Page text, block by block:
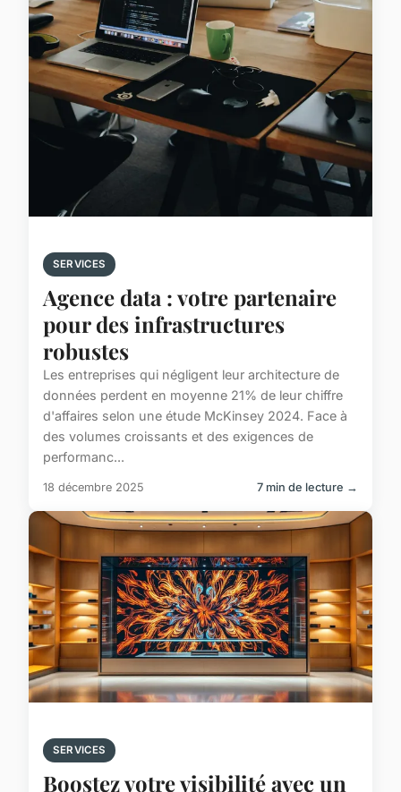
SERVICES
Agence data : votre partenaire
pour des infrastructures
robustes
Les entreprises qui négligent leur architecture de
données perdent en moyenne 21% de leur chiffre
d'affaires selon une étude McKinsey 2024. Face à
des volumes croissants et des exigences de
performanc...
18 décembre 2025 7 min de lecture →
SERVICES
Boostez votre visibilité avec un